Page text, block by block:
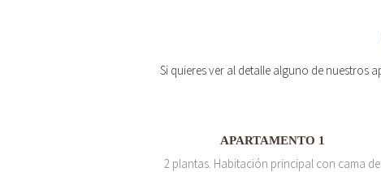
Si quieres ver al detalle alguno de nuestros
APARTAMENTO 1
2 plantas. Habitación principal con cama de